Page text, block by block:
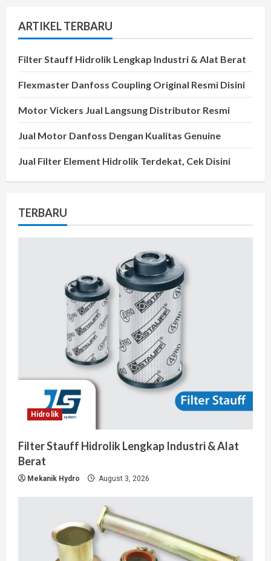
ARTIKEL TERBARU
Filter Stauff Hidrolik Lengkap Industri & Alat Berat
Flexmaster Danfoss Coupling Original Resmi Disini
Motor Vickers Jual Langsung Distributor Resmi
Jual Motor Danfoss Dengan Kualitas Genuine
Jual Filter Element Hidrolik Terdekat, Cek Disini
TERBARU
Hidrolik
Filter Stauff Hidrolik Lengkap Industri & Alat
Berat
Mekanik Hydro August 3, 2026